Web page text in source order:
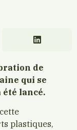
de
qui se
été lancé.
plastiques,